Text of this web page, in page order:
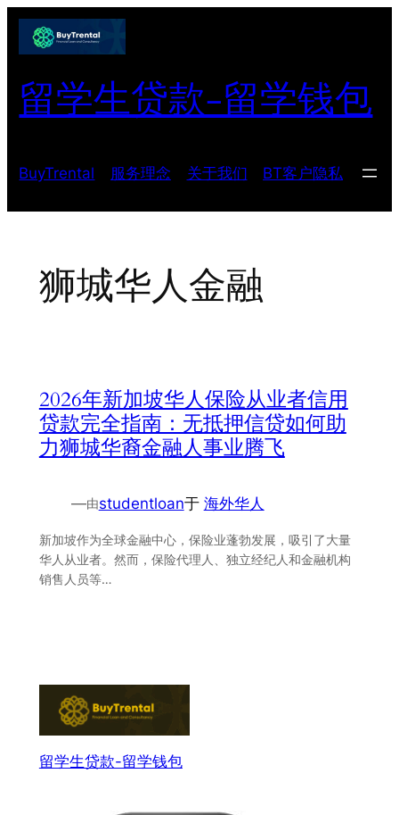
跳
留学生贷款-留学钱包
BuyTrental 服务理念 关于我们 BT客户隐私
狮城华人金融
2026年新加坡华人保险从业者信用
贷款完全指南：无抵押信贷如何助
力狮城华裔金融人事业腾飞
—由studentloan于 海外华人
新加坡作为全球金融中心，保险业蓬勃发展，吸引了大量
华人从业者。然而，保险代理人、独立经纪人和金融机构
销售人员等…
留学生贷款-留学钱包